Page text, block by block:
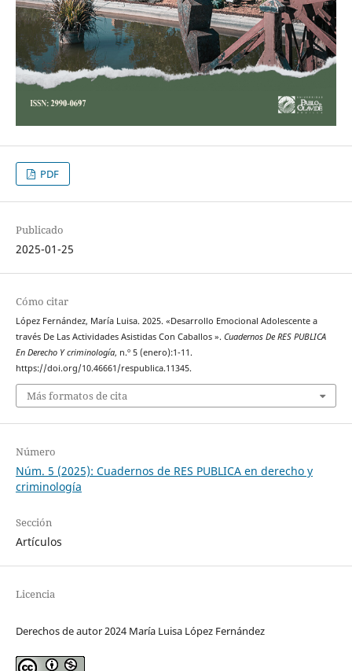
PDF
Publicado
2025-01-25
Cómo citar
López Fernández, María Luisa. 2025. «Desarrollo Emocional Adolescente a
través De Las Actividades Asistidas Con Caballos ». Cuadernos De RES PUBLICA
En Derecho Y criminología, n.º 5 (enero):1-11.
https://doi.org/10.46661/respublica.11345.
Más formatos de cita
Número
Núm. 5 (2025): Cuadernos de RES PUBLICA en derecho y
criminología
Sección
Artículos
Licencia
Derechos de autor 2024 María Luisa López Fernández